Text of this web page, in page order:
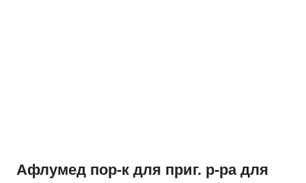
Афлумед пор-к для приг. р-ра для